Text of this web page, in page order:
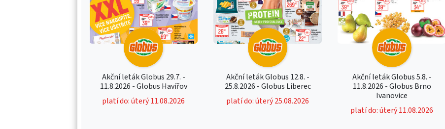
Akční leták Globus 29.7. -
11.8.2026 - Globus Havířov
platí do: úterý 11.08.2026
Akční leták Globus 12.8. -
25.8.2026 - Globus Liberec
platí do: úterý 25.08.2026
Akční leták Globus 5.8. -
11.8.2026 - Globus Brno
Ivanovice
platí do: úterý 11.08.2026